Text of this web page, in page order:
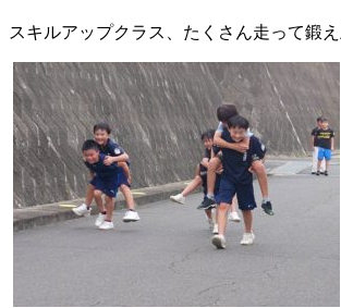
スキルアップクラス、たくさん走って鍛え